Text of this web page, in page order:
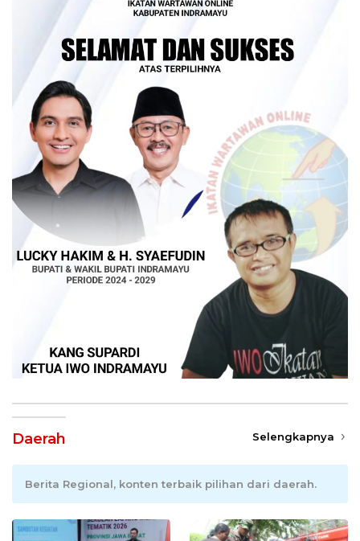
Daerah Selengkapnya
Berita Regional, konten terbaik pilihan dari daerah.